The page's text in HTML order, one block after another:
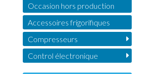
Occasion hors production
Accessoires frigorifiques
Compresseurs
Control électronique